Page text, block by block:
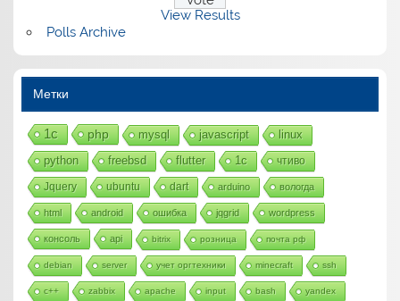
View Results
Polls Archive
Метки
1с php mysql javascript linux
python freebsd flutter 1c чтиво
Jquery ubuntu dart arduino вологда
html android ошибка jqgrid wordpress
консоль api bitrix розница почта рф
debian server учет оргтехники minecraft ssh
c++ zabbix apache input bash yandex